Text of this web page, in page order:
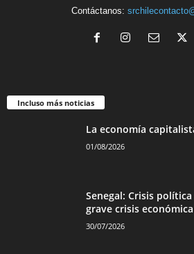
Contáctanos:
Incluso más noticias
La economía
01/08/2026
Senegal: Crisis
grave crisis económica
30/07/2026